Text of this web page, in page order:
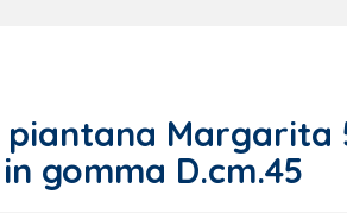
Margarita
gomma D.cm.45